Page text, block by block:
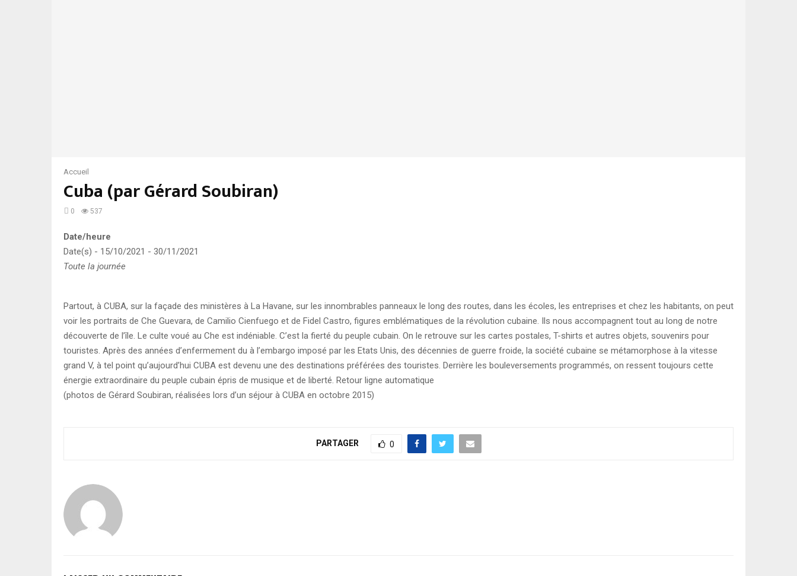
Accueil
Cuba (par Gérard Soubiran)
0 537
Date/heure
Date(s) - 15/10/2021 - 30/11/2021
Toute la journée
Partout, à CUBA, sur la façade des ministères à La Havane, sur les innombrables panneaux le long des routes, dans les écoles, les entreprises et chez les habitants, on peut
voir les portraits de Che Guevara, de Camilio Cienfuego et de Fidel Castro, figures emblématiques de la révolution cubaine. Ils nous accompagnent tout au long de notre
découverte de l’île. Le culte voué au Che est indéniable. C’est la fierté du peuple cubain. On le retrouve sur les cartes postales, T-shirts et autres objets, souvenirs pour
touristes. Après des années d’enfermement du à l’embargo imposé par les Etats Unis, des décennies de guerre froide, la société cubaine se métamorphose à la vitesse
grand V, à tel point qu’aujourd’hui CUBA est devenu une des destinations préférées des touristes. Derrière les bouleversements programmés, on ressent toujours cette
énergie extraordinaire du peuple cubain épris de musique et de liberté. Retour ligne automatique
(photos de Gérard Soubiran, réalisées lors d’un séjour à CUBA en octobre 2015)
PARTAGER 0